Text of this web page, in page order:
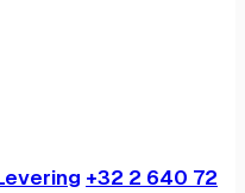
+32 2 640 72